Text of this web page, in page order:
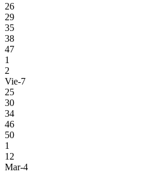
26
29
35
38
47
1
2
Vie-7
25
30
34
46
50
1
12
Mar-4